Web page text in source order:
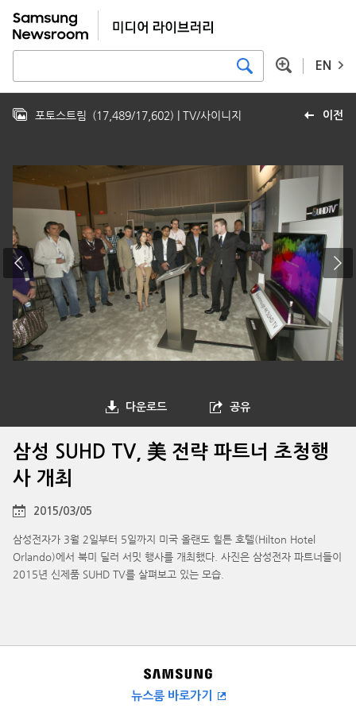
EN
이전
포토스트림 (17,489/17,602) | TV/사이니지
다운로드 공유
삼성 SUHD TV, 美 전략 파트너 초청행
사 개최
2015/03/05
삼성전자가 3월 2일부터 5일까지 미국 올랜도 힐튼 호텔(Hilton Hotel
Orlando)에서 북미 딜러 서밋 행사를 개최했다. 사진은 삼성전자 파트너들이
2015년 신제품 SUHD TV를 살펴보고 있는 모습.
뉴스룸 바로가기